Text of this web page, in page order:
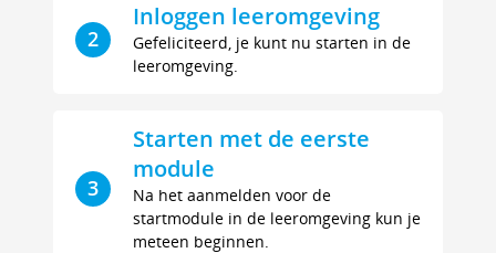
2
Inloggen leeromgeving
Gefeliciteerd, je kunt nu starten in de
leeromgeving.
3
Starten met de eerste
module
Na het aanmelden voor de
startmodule in de leeromgeving kun je
meteen beginnen.